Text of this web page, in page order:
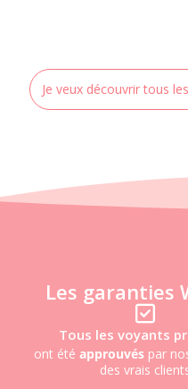
Je veux découvrir tous
Les garanties
Une consultation de
100% confidentielle,
anonyme